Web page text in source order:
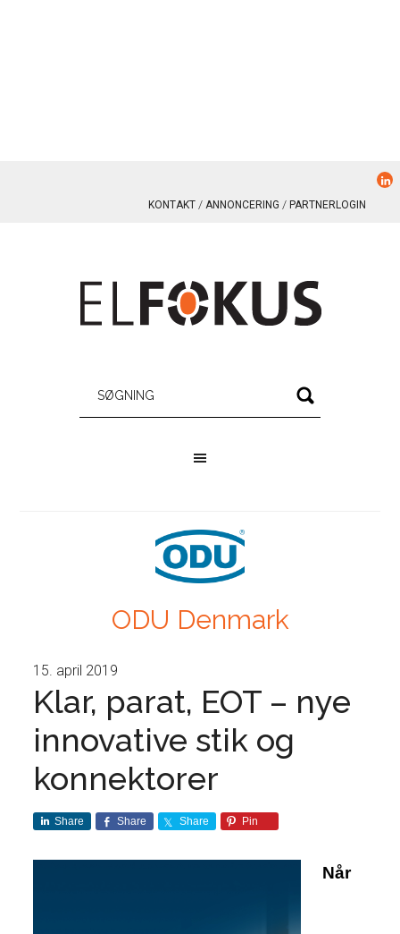
KONTAKT ANNONCERING PARTNERLOGIN
ODU Denmark
15. april 2019
Klar, parat, EOT – nye
innovative stik og
konnektorer
Share Share Share Pin
Når